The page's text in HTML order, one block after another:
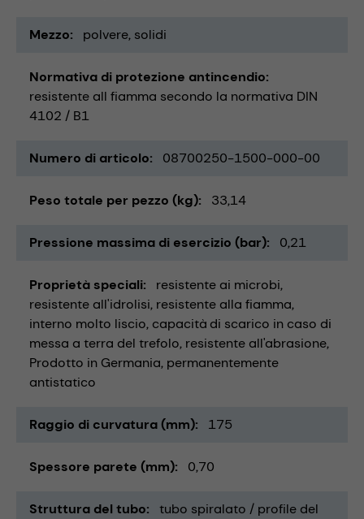
Mezzo polvere solidi
Normativa di protezione antincendio
resistente all fiamma secondo la normativa DIN
4102 / B1
Numero di articolo 08700250-1500-000-00
Peso totale per pezzo (kg) 33,14
Pressione massima di esercizio (bar) 0,21
Proprietà speciali
resistente ai microbi
resistente all'idrolisi resistente alla fiamma
interno molto liscio capacità di scarico in caso di
messa a terra del trefolo resistente all'abrasione
Prodotto in Germania permanentemente
antistatico
Raggio di curvatura (mm) 175
Spessore parete (mm) 0,70
Struttura del tubo
tubo spiralato / profile del